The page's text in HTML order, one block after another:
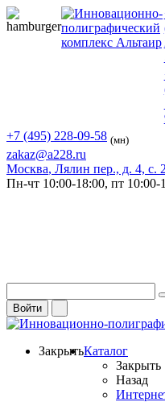
+7 (495) 228-09-58 (мн)
zakaz@a228.ru
Москва, Лялин пер., д. 4, с. 2
Пн-чт 10:00-18:00, пт 10:00-
Войти
ЗакрытьКаталог
Закрыть
Назад